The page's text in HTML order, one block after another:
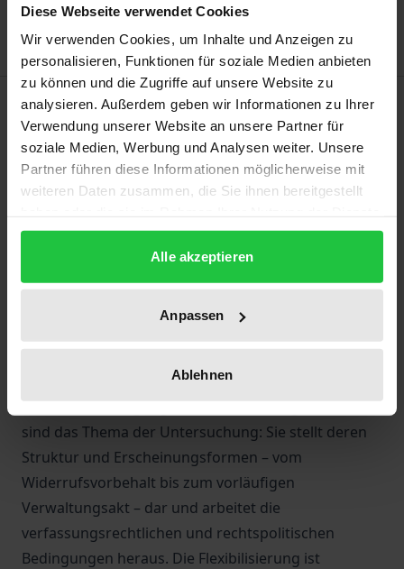
Diese Webseite verwendet Cookies
Wir verwenden Cookies, um Inhalte und Anzeigen zu
personalisieren, Funktionen für soziale Medien anbieten
zu können und die Zugriffe auf unsere Website zu
analysieren. Außerdem geben wir Informationen zu Ihrer
Verwendung unserer Website an unsere Partner für
soziale Medien, Werbung und Analysen weiter. Unsere
Partner führen diese Informationen möglicherweise mit
weiteren Daten zusammen, die Sie ihnen bereitgestellt
gesammelt haben.
Alle akzeptieren
Anpassen
Ablehnen
Hinweise zu Versandkosten
Beschreibung
Ziele und Rahmenbedingungen der Verwaltung
verlangen zunehmend zeitlich flexible anstelle
dauerhaft beständiger Regelungen. Wie aber läßt
sich diese Forderung einer reformorientierten
Verwaltungsrechtsdiskussion mit der rechtsstaatlich
gebotenen Stabilität des Rechts vereinbaren? Die
Frage stellt sich insbesondere bei umweltrechtlichen
Genehmigungsinhalt später noch ändern zu dürfen.
Diese »Genehmigungen unter Änderungsvorbehalt«
sind das Thema der Untersuchung: Sie stellt deren
Struktur und Erscheinungsformen – vom
Widerrufsvorbehalt bis zum vorläufigen
Verwaltungsakt – dar und arbeitet die
verfassungsrechtlichen und rechtspolitischen
Bedingungen heraus. Die Flexibilisierung ist